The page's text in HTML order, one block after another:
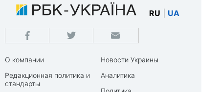
RU UA
О компании
Редакционная политика и
стандарты
Новости Украины
Аналитика